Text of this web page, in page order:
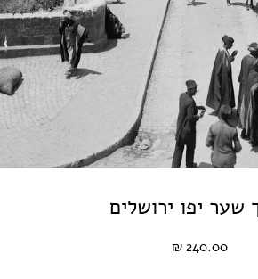
שער יפו ירושלים
240.00 ₪